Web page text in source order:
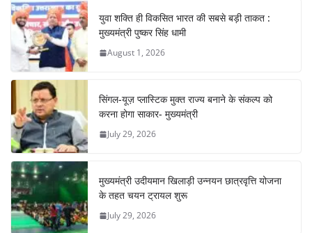
युवा शक्ति ही विकसित भारत की सबसे बड़ी ताकत :
मुख्यमंत्री पुष्कर सिंह धामी
August 1, 2026
सिंगल-यूज़ प्लास्टिक मुक्त राज्य बनाने के संकल्प को
करना होगा साकार- मुख्यमंत्री
July 29, 2026
मुख्यमंत्री उदीयमान खिलाड़ी उन्नयन छात्रवृत्ति योजना
के तहत चयन ट्रायल शुरू
July 29, 2026